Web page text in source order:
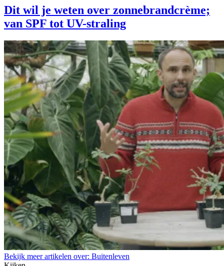
Dit wil je weten over zonnebrandcrème;
van SPF tot UV-straling
Bekijk meer artikelen over: Buitenleven